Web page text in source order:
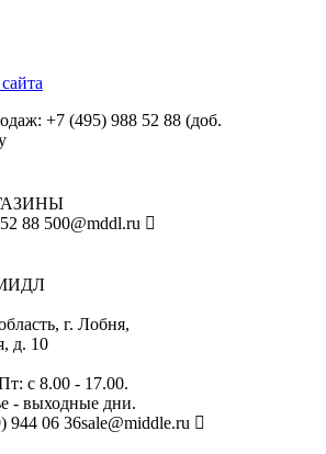
+7 (495) 988 52 88 (доб.
88 500@mddl.ru
МИДЛ
г. Лобня,
д. 10
с 8.00 - 17.00.
- выходные дни.
944 06 36sale@middle.ru